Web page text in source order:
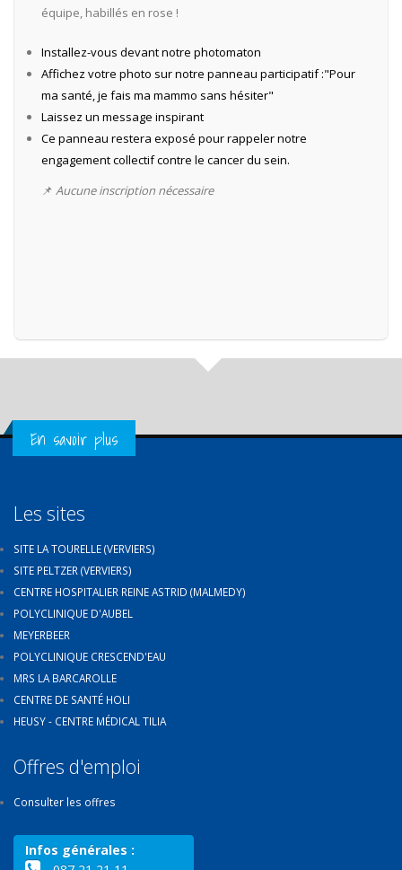
équipe, habillés en rose !
Installez-vous devant notre photomaton
Affichez votre photo sur notre panneau participatif :"Pour
ma santé, je fais ma mammo sans hésiter"
Laissez un message inspirant
Ce panneau restera exposé pour rappeler notre
engagement collectif contre le cancer du sein.
📌 Aucune inscription nécessaire
Get in Touch
En savoir plus
Les sites
SITE LA TOURELLE (VERVIERS)
SITE PELTZER (VERVIERS)
CENTRE HOSPITALIER REINE ASTRID (MALMEDY)
POLYCLINIQUE D'AUBEL
MEYERBEER
POLYCLINIQUE CRESCEND'EAU
MRS LA BARCAROLLE
CENTRE DE SANTÉ HOLI
HEUSY - CENTRE MÉDICAL TILIA
Offres d'emploi
Consulter les offres
Infos générales :